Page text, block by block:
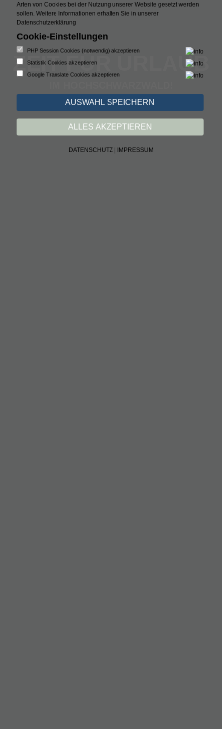
ZEIT FÜR URLAUB
Arten von Cookies bei der Nutzung unserer Website gesetzt werden
sollen. Weitere Informationen erhalten Sie in unserer
Datenschutzerklärung
Cookie-Einstellungen
PHP Session Cookies (notwendig) akzeptieren
Statistik Cookies akzeptieren
Google Translate Cookies akzeptieren
AUSWAHL SPEICHERN
ALLES AKZEPTIEREN
DATENSCHUTZ| IMPRESSUM